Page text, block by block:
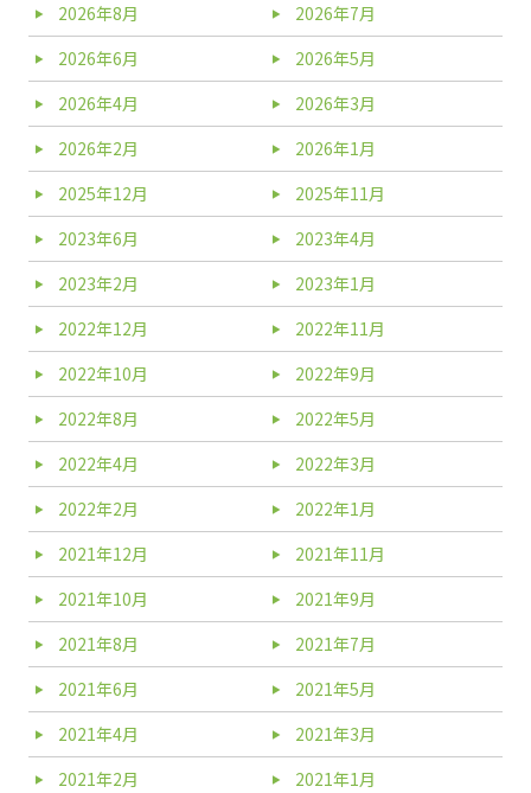
2026年8月
2026年7月
2026年6月
2026年5月
2026年4月
2026年3月
2026年2月
2026年1月
2025年12月
2025年11月
2023年6月
2023年4月
2023年2月
2023年1月
2022年12月
2022年11月
2022年10月
2022年9月
2022年8月
2022年5月
2022年4月
2022年3月
2022年2月
2022年1月
2021年12月
2021年11月
2021年10月
2021年9月
2021年8月
2021年7月
2021年6月
2021年5月
2021年4月
2021年3月
2021年2月
2021年1月